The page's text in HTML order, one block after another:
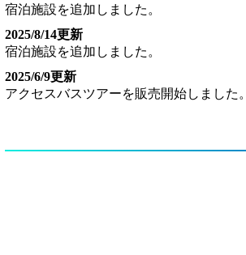
宿泊施設を追加しました。
2025/8/14更新
宿泊施設を追加しました。
2025/6/9更新
アクセスバスツアーを販売開始しました。